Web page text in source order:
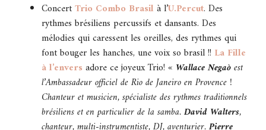
ConcertTrio Combo Brasil à l’U.Percut. Des
rythmes brésiliens percussifs et dansants. Des
mélodies qui caressent les oreilles, des rythmes qui
font bouger les hanches, une voix so brasil !! La Fille
à l’envers adore ce joyeux Trio! « Wallace Negaòest
l’Ambassadeur officiel de Rio de Janeiro en Provence !
Chanteur et musicien, spécialiste des rythmes traditionnels
brésiliens et en particulier de la samba.David Walters,